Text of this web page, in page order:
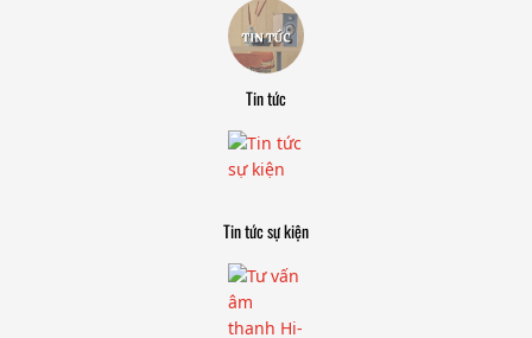
Tin tức
Tin tức sự kiện